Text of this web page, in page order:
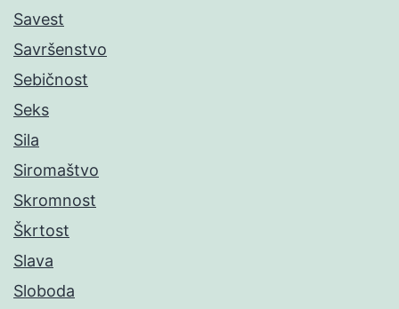
Savest
Savršenstvo
Sebičnost
Seks
Sila
Siromaštvo
Skromnost
Škrtost
Slava
Sloboda